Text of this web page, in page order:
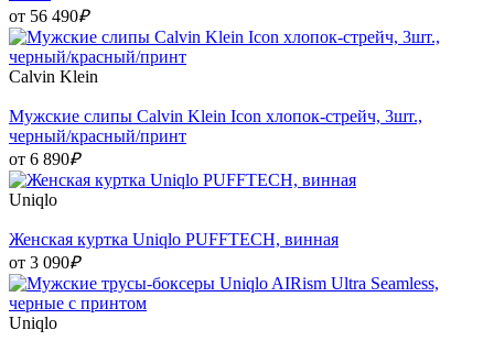
от 56 490₽
Calvin Klein
Мужские слипы Calvin Klein Icon хлопок-стрейч, 3шт.,
черный/красный/принт
от 6 890₽
Uniqlo
Женская куртка Uniqlo PUFFTECH, винная
от 3 090₽
Uniqlo